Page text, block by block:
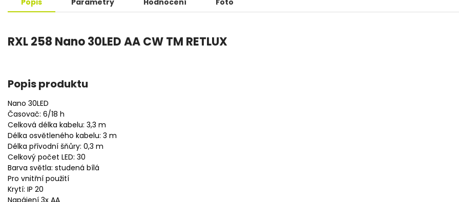
RXL 258 Nano 30LED AA CW TM RETLUX
Popis produktu
Nano 30LED
Časovač: 6/18 h
Celková délka kabelu: 3,3 m
Délka osvětleného kabelu: 3 m
Délka přívodní šňůry: 0,3 m
Celkový počet LED: 30
Barva světla: studená bílá
Pro vnitřní použití
Krytí: IP 20
Napájení 3x AA